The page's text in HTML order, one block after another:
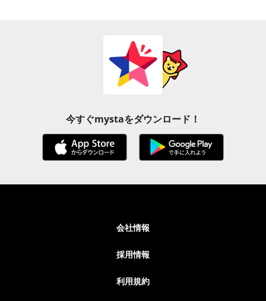
今すぐmystaをダウンロード！
会社情報
採用情報
利用規約